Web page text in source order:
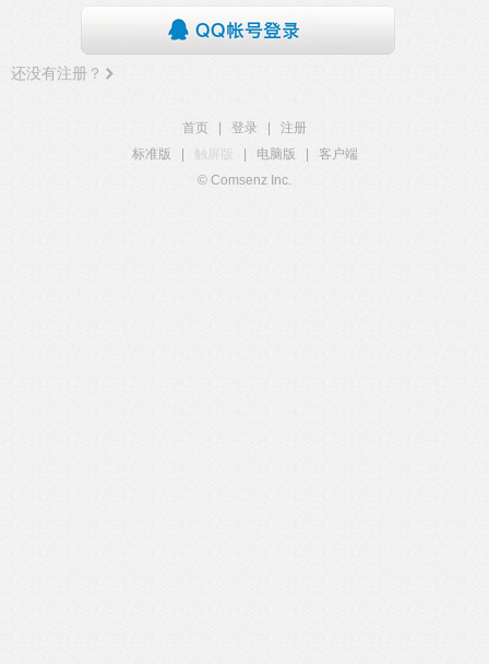
还没有注册？
首页 登录
注册
标准版
触屏版 电脑版
客户端
© Comsenz Inc.